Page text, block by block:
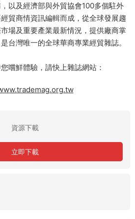
以及經濟部與外貿協會100多個駐外
貿商情資訊編輯而成，從全球發展趨
場及重要產業最新情況，提供廠商掌
台灣唯一的全球華商專業經貿雜誌。
嚐鮮體驗，請快上雜誌網站：
資源下載
立即下載